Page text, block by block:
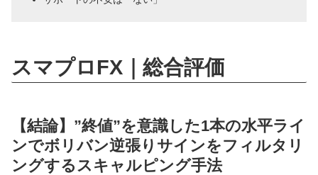
スマプロFX｜総合評価
【結論】”終値”を意識した1本の水平ライ
ンでボリバン逆張りサインをフィルタリ
ングするスキャルピング手法